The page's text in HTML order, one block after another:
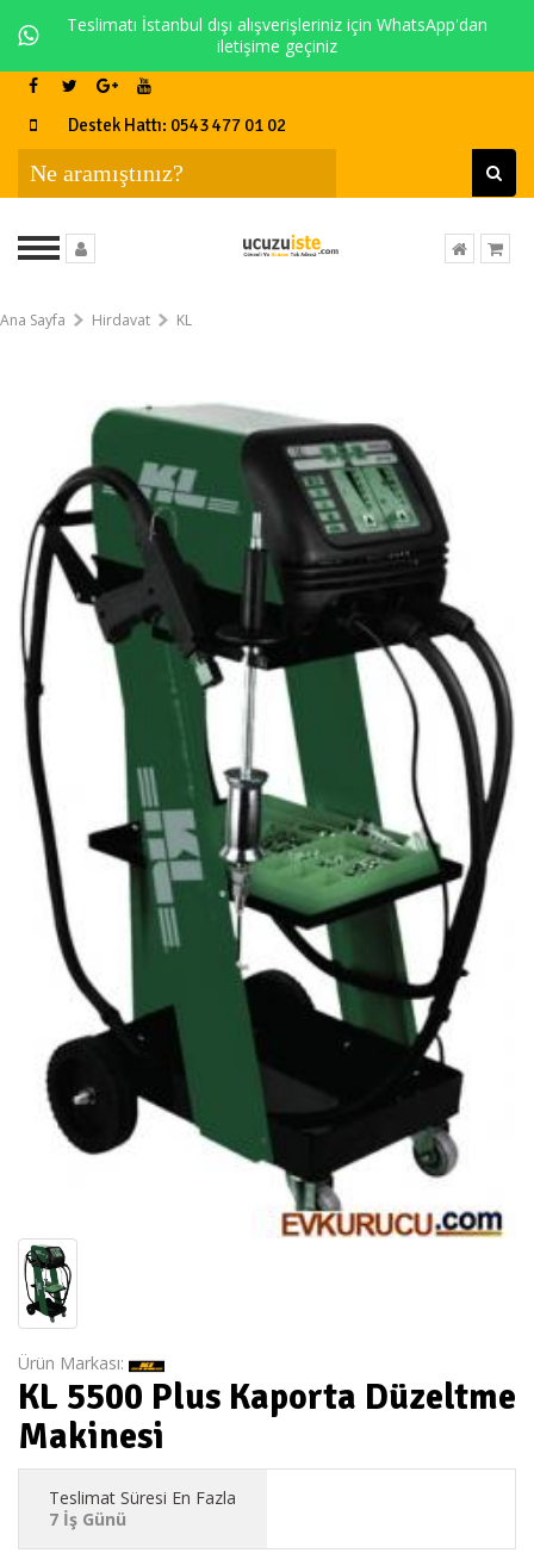
Teslimatı İstanbul dışı alışverişleriniz için WhatsApp'dan
iletişime geçiniz
Destek Hattı: 0543 477 01 02
Ana Sayfa Hirdavat KL
Ürün Markası:
KL 5500 Plus Kaporta Düzeltme
Makinesi
Teslimat Süresi En Fazla
7 İş Günü